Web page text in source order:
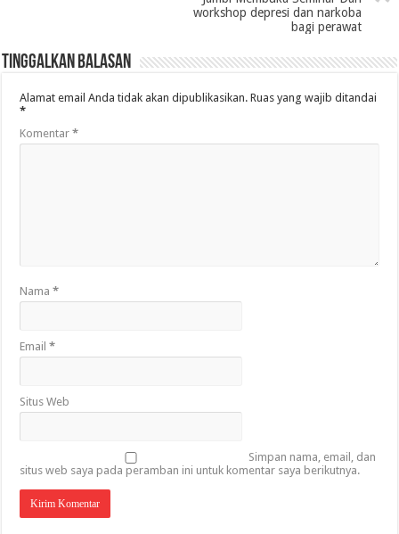
workshop depresi dan narkoba
bagi perawat
Tinggalkan Balasan
Alamat email Anda tidak akan dipublikasikan. Ruas yang wajib ditandai
*
Komentar*
Nama*
Email*
Situs Web
Simpan nama, email, dan
situs web saya pada peramban ini untuk komentar saya berikutnya.